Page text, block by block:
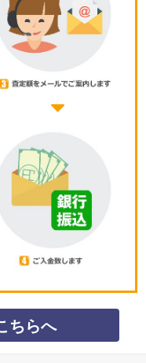
ちらへ